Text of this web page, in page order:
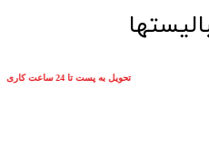
تحویل به پست تا 24 ساعت کاری